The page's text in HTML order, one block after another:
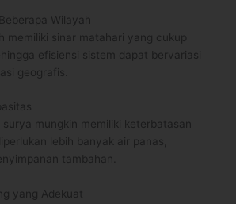
Wilayah
memiliki sinar matahari yang cukup
efisiensi sistem dapat bervariasi
geografis.
mungkin memiliki keterbatasan
lebih banyak air panas,
tambahan.
yang Adekuat